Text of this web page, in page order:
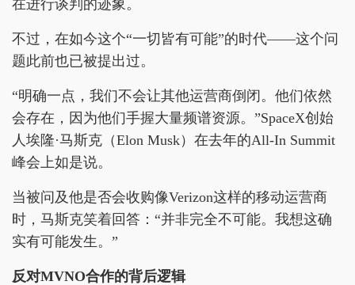
在进行谈判的迹象。
不过，在如今这个“一切皆有可能”的时代——这个问
题此前也已被提出过。
“明确一点，我们不会让其他运营商倒闭。他们依然
会存在，因为他们手握大量频谱资源。”SpaceX创始
人埃隆·马斯克（Elon Musk）在去年的All-In Summit
峰会上如是说。
当被问及他是否会收购像Verizon这样的移动运营商
时，马斯克笑着回答：“并非完全不可能。我想这确
实有可能发生。”
反对MVNO合作的背后逻辑